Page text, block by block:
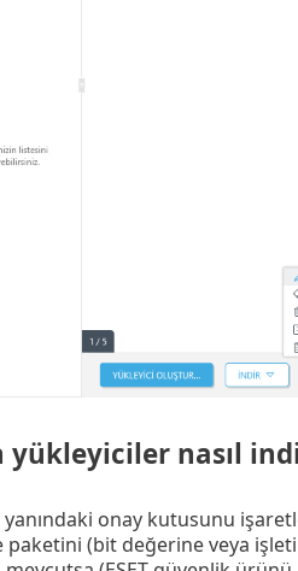
nasıl
onay kutusunu
paketini (bit değerine veya